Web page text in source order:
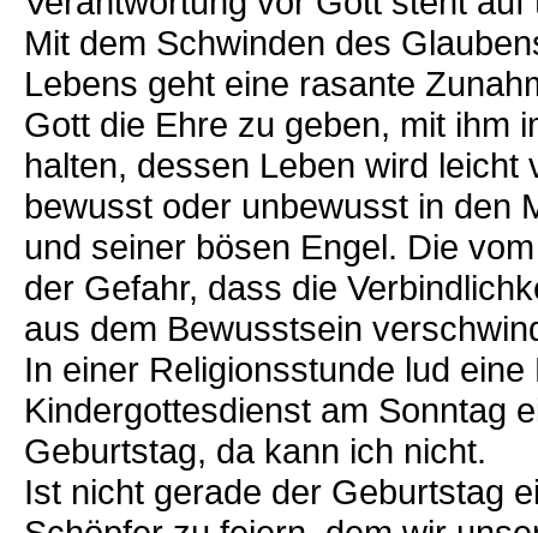
Mit dem Schwinden des
Lebens geht eine rasante
Gott die Ehre zu geben, mit ihm
halten, dessen Leben wird
bewusst oder unbewusst in den
und seiner bösen Engel. Die
der Gefahr, dass die
aus dem Bewusstsein
In einer Religionsstunde lud
Kindergottesdienst am Sonntag
Geburtstag, da kann ich nicht.
Ist nicht gerade der Geburtstag